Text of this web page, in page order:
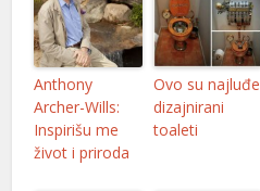
Anthony
Archer-Wills:
Inspirišu me
život i priroda
Ovo su najluđe
dizajnirani
toaleti